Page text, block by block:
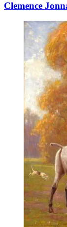
Clemence